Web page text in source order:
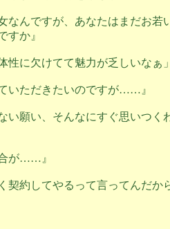
なんですが、あなたはまだお若
すか』
性に欠けてて魅力が乏しいなぁ」
いただきたいのですが……』
い願い、そんなにすぐ思いつく
が……』
契約してやるって言ってんだか